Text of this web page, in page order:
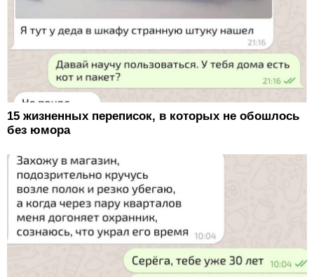
15 жизненных переписок, в которых не обошлось
без юмора